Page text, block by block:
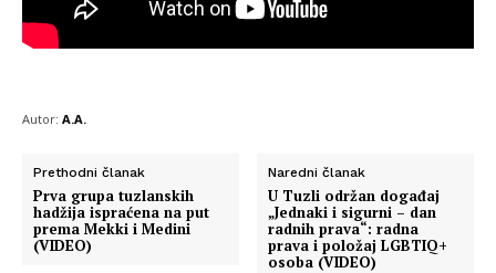
Autor: A.A.
Prethodni članak
Prva grupa tuzlanskih
hadžija ispraćena na put
prema Mekki i Medini
(VIDEO)
Naredni članak
U Tuzli održan događaj
„Jednaki i sigurni – dan
radnih prava“: radna
prava i položaj LGBTIQ+
osoba (VIDEO)